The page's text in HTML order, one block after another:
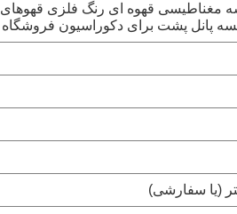
مغناطیسی قهوه ای رنگ فلزی قهوهای
پانل پشت برای دکوراسیون فروشگاه
(یا سفارشی)